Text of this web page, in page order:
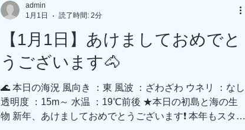
ない論争勃発しております💥 ----------------------------------------
業❗ ● 1月1日～1月4日まではピザ＆あった～～かスープを
新年最高のスタートを切りましょう！！ -----------------
【1月1日】あけましておめでと
うございます🐴
🌊 本日の海況 風向き ：東 風波 ：ざわざわ ウネリ ：なし
透明度 ：15m～ 水温 ：19℃前後 ★本日の初島と海の生
物 新年、あけましておめでとうございます❗ 本年もスタッ
admin
1月1日
読了時間: 2分